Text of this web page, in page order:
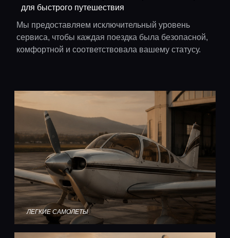
для быстрого путешествия
Мы предоставляем исключительный уровень
сервиса, чтобы каждая поездка была безопасной,
комфортной и соответствовала вашему статусу.
ЛЕГКИЕ САМОЛЕТЫ